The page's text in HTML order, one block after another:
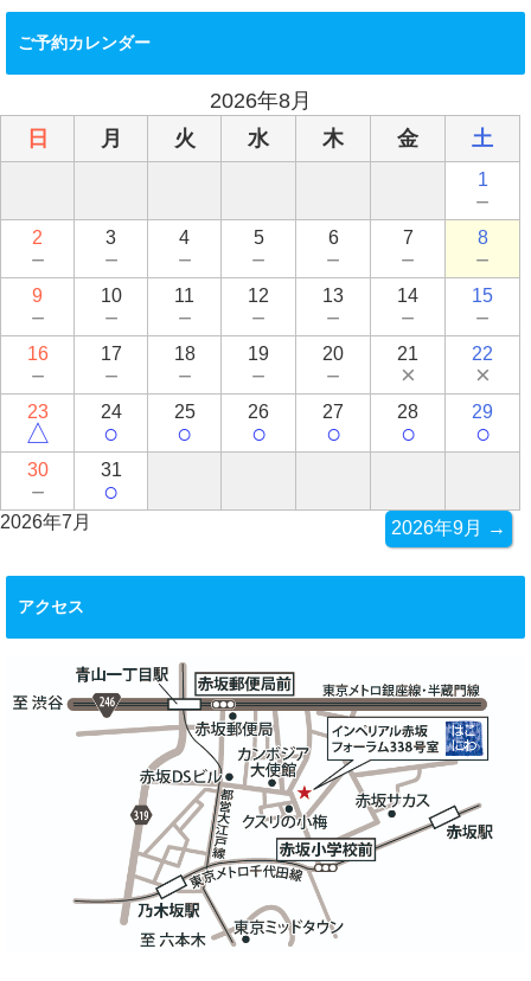
ご予約カレンダー
2026年8月
日
月 火 水 木 金 土
1
－
2
－
3
－
4
－
5
－
6
－
7
－
8
－
9
－
10
－
11
－
12
－
13
－
14
－
15
－
16
－
17
－
18
－
19
－
20
－
21
×
22
×
23
△
24
○
25
○
26
○
27
○
28
○
29
○
30
－
31
○
2026年7月 2026年9月 →
アクセス